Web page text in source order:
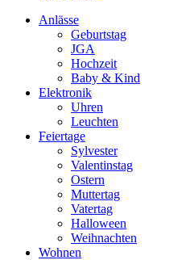
Anlässe
Geburtstag
JGA
Hochzeit
Baby & Kind
Elektronik
Uhren
Leuchten
Feiertage
Sylvester
Valentinstag
Ostern
Muttertag
Vatertag
Halloween
Weihnachten
Wohnen